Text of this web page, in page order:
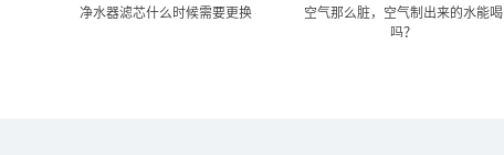
净水器滤芯什么时候需要更换
空气那么脏，空气制出来的水能喝
吗？